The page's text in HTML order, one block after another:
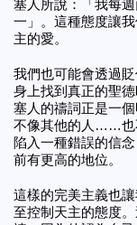
塞人所說：「我每
一」。這種態度讓
主的愛。
我們也可能會透過
身上找到真正的聖
塞人的禱詞正是一
不像其他的人……也
陷入一種錯誤的信
前有更高的地位。
這樣的完美主義也
至控制天主的態度